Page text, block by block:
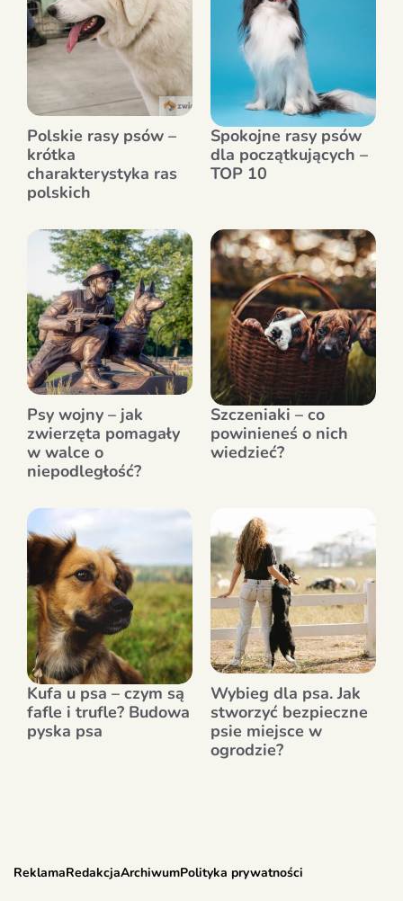
Polskie rasy psów –
krótka
charakterystyka ras
polskich
Spokojne rasy psów
dla początkujących –
TOP 10
Psy wojny – jak
zwierzęta pomagały
w walce o
niepodległość?
Szczeniaki – co
powinieneś o nich
wiedzieć?
Kufa u psa – czym są
fafle i trufle? Budowa
pyska psa
Wybieg dla psa. Jak
stworzyć bezpieczne
psie miejsce w
ogrodzie?
ReklamaRedakcjaArchiwumPolityka prywatności